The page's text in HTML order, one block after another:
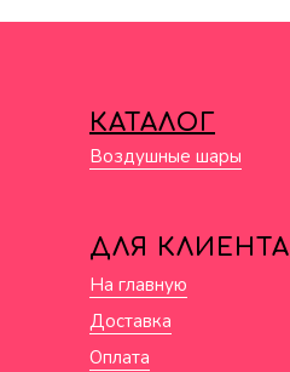
КАТАЛОГ
Воздушные шары
ДЛЯ КЛИЕНТА
На главную
Доставка
Оплата